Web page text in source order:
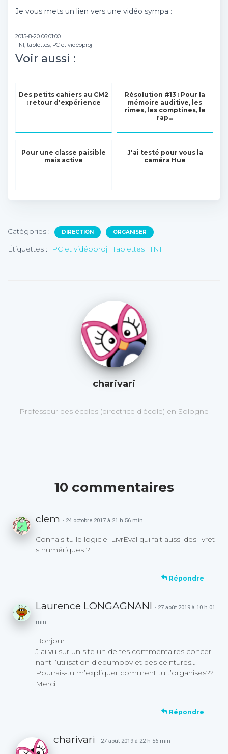
Je vous mets un lien vers une vidéo sympa :
2015-8-20 06:01:00
TNI, tablettes, PC et vidéoproj
Voir aussi :
Des petits cahiers au CM2
: retour d'expérience
Résolution #13 : Pour la
mémoire auditive, les
rimes, les comptines, le
rap...
Pour une classe paisible
mais active
J'ai testé pour vous la
caméra Hue
Catégories : DIRECTION ORGANISER
Étiquettes : PC et vidéoproj Tablettes TNI
charivari
Professeur des écoles (directrice d'école) en Sologne
10 commentaires
clem · 24 octobre 2017 à 21 h 56 min
Connais-tu le logiciel LivrEval qui fait aussi des livret
s numériques ?
Répondre
Laurence LONGAGNANI · 27 août 2019 à 10 h 01
min
Bonjour
J’ai vu sur un site un de tes commentaires concer
nant l’utilisation d’edumoov et des ceintures…
Pourrais-tu m’expliquer comment tu t’organises??
Merci!
Répondre
charivari · 27 août 2019 à 22 h 56 min